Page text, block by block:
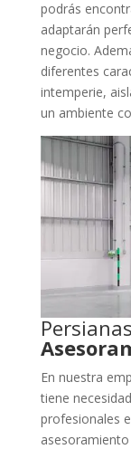
podrás
adaptarán
negocio.
diferentes
intemperie,
un ambiente
En nuestra
tiene
profesionales